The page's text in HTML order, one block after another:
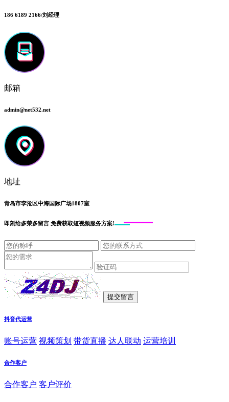
186 6189 2166/刘经理
邮箱
admin@net532.net
地址
青岛市李沧区中海国际广场1807室
即刻给多荣多留言 免费获取短视频服务方案!
抖音代运营
账号运营 视频策划 带货直播 达人联动 运营培训
合作客户
合作客户 客户评价